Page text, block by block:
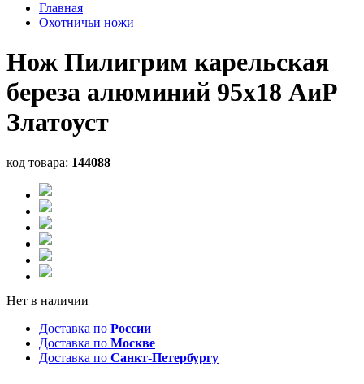
Главная
Охотничьи ножи
Нож Пилигрим карельская
береза алюминий 95х18 АиР
Златоуст
код товара: 144088
Нет в наличии
Доставка по России
Доставка по Москве
Доставка по Санкт-Петербургу